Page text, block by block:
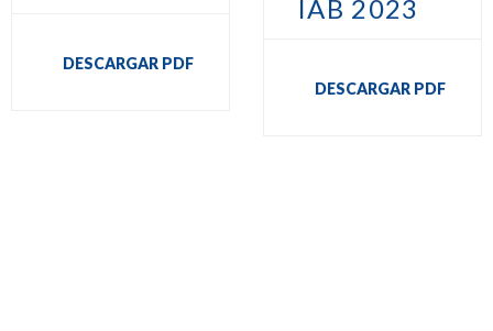
DESCARGAR PDF
IAB 2023
DESCARGAR PDF